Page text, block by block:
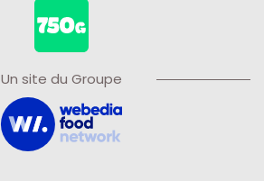
Un site du Groupe